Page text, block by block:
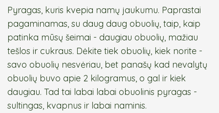
Pyragas, kuris kvepia namų jaukumu. Paprastai
pagaminamas, su daug daug obuolių, taip, kaip
patinka mūsų šeimai - daugiau obuolių, mažiau
tešlos ir cukraus. Dėkite tiek obuolių, kiek norite -
savo obuolių nesvėriau, bet panašų kad nevalytų
obuolių buvo apie 2 kilogramus, o gal ir kiek
daugiau. Tad tai labai labai obuolinis pyragas -
sultingas, kvapnus ir labai naminis.